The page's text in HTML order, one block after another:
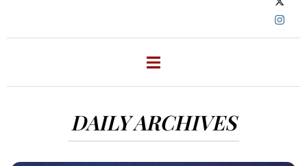
DAILY ARCHIVES